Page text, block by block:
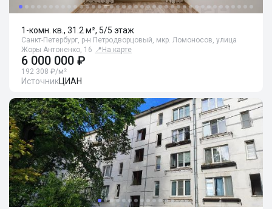
1-комн. кв., 31.2 м², 5/5 этаж
Санкт-Петербург, р-н Петродворцовый, мкр. Ломоносов, улица
Жоры Антоненко, 16 📍 На карте
6 000 000 ₽
192 308 ₽/м²
ИсточникЦИАН